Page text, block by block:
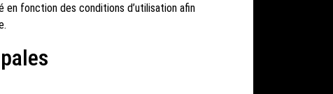
fonction des conditions d’utilisation afin